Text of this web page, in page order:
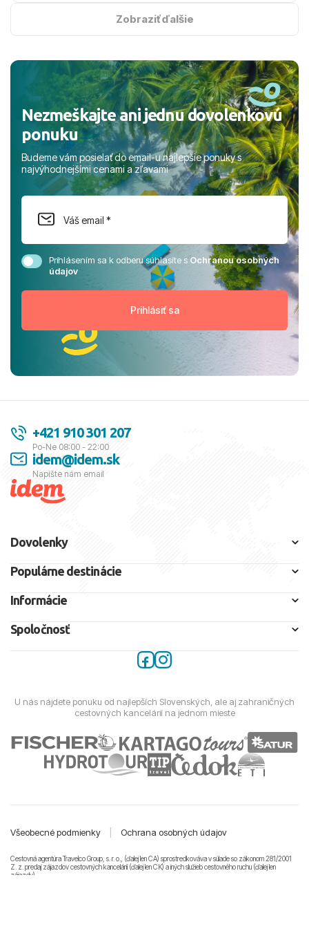
s hviezdičkou. ​Už teraz sa tešíme, kam s nami vyrazíte
Zobraziť ďalšie
Nezmeškajte ani jednu dovolenkovú
ponuku
Budeme vám posielať do email-u najlepšie ponuky s
najvýhodnejšími cenami a zľavami
Prihlásením sa k odberu súhlasíte sOchranou osobných
údajov
+421 910 301 207
Po-Ne 08:00 - 22:00
idem@idem.sk
Napíšte nám email
Dovolenky
Populárne destinácie
Informácie
Spoločnosť
U nás nájdete ponuku od najlepších Slovenských, ale aj zahraničných
cestovných kancelárií na jednom mieste
Všeobecné podmienky Ochrana osobných údajov
Cestovná agentúra Travelco Group, s. r. o., (ďalej len CA) sprostredkováva v súlade so zákonom 281/2001
Z. z. predaj zájazdov cestovných kancelárii (ďalej len CK) a iných služieb cestovného ruchu (ďalej len
zájazdy).